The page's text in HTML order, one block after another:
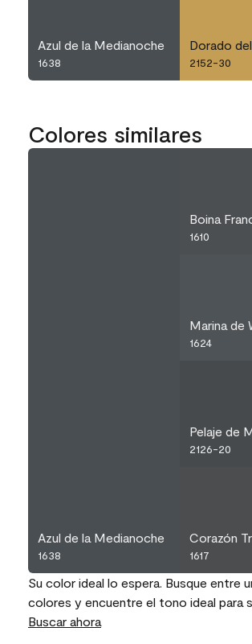
Azul de la Medianoche
1638
Dorado
2152-30
Colores similares
Azul de la Medianoche
1638
Boina
1610
Marina
1624
Pelaje de
2126-20
Corazón
1617
Su color ideal lo espera. Busque entre
colores y encuentre el tono ideal para
Buscar ahora